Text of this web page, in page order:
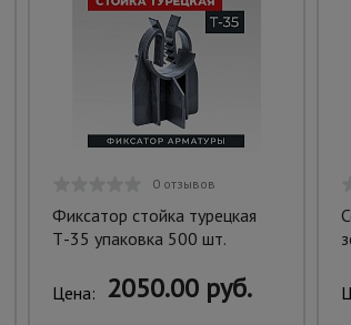
0 отзывов
Фиксатор стойка турецкая
Т-35 упаковка 500 шт.
Цена: 2050.00 руб.